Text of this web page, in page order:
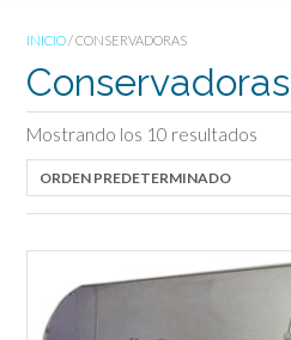
INICIO/ CONSERVADORAS
Conservadoras
Mostrando los 10 resultados